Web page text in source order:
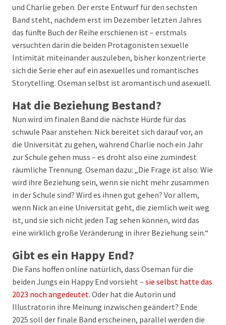
und Charlie geben. Der erste Entwurf für den sechsten
Band steht, nachdem erst im Dezember letzten Jahres
das fünfte Buch der Reihe erschienen ist – erstmals
versuchten darin die beiden Protagonisten sexuelle
Intimität miteinander auszuleben, bisher konzentrierte
sich die Serie eher auf ein asexuelles und romantisches
Storytelling. Oseman selbst ist aromantisch und asexuell.
Hat die Beziehung Bestand?
Nun wird im finalen Band die nächste Hürde für das
schwule Paar anstehen: Nick bereitet sich darauf vor, an
die Universität zu gehen, während Charlie noch ein Jahr
zur Schule gehen muss – es droht also eine zumindest
räumliche Trennung. Oseman dazu: „Die Frage ist also: Wie
wird ihre Beziehung sein, wenn sie nicht mehr zusammen
in der Schule sind? Wird es ihnen gut gehen? Vor allem,
wenn Nick an eine Universität geht, die ziemlich weit weg
ist, und sie sich nicht jeden Tag sehen können, wird das
eine wirklich große Veränderung in ihrer Beziehung sein.“
Gibt es ein Happy End?
Die Fans hoffen online natürlich, dass Oseman für die
beiden Jungs ein Happy End vorsieht – sie selbst hatte das
2023 noch angedeutet. Oder hat die Autorin und
Illustratorin ihre Meinung inzwischen geändert? Ende
2025 soll der finale Band erscheinen, parallel werden die